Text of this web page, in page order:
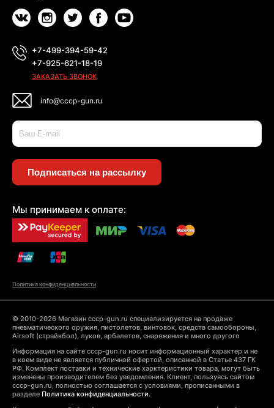
+7-499-394-59-42
+7-925-621-18-19
ЗАКАЗАТЬ ЗВОНОК
info@cccp-gun.ru
Подписаться на рассылку
Мы принимаем к оплате:
Политика конфиденциальности
© 2010-2026 Магазин cccp-gun.ru специализируется на продаже
пневматического оружия, пистолетов, винтовок, средств самообороны,
Airsoft (страйкбол), луков, арбалетов, снаряжения и много другого
Информация на сайте cccp-gun.ru носит информационный характер и не
в коем виде не является публичной офертой, описанной в Статье 437 ГК
РФ. Комплект поставки и технические харктеристики товара, могут быть
изменены производителем без уведомления. Клиент, пользуясь сайтом
cccp-gun.ru, полностью соглашается с условиями, прописанными в
разделе Политика конфиденциальности.